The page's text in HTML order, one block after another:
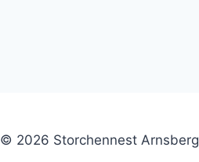
© 2026 Storchennest Arnsberg